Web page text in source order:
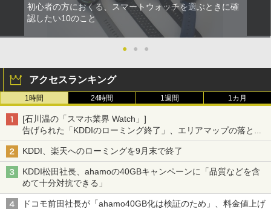
初心者の方におくる、スマートウォッチを選ぶときに確
認したい10のこと
● ● ●
アクセスランキング
1時間 24時間 1週間 1カ月
[石川温の「スマホ業界 Watch」]
告げられた「KDDIのローミング終了」、エリアマップの落とし
穴と楽天モバイルの課題
KDDI、楽天へのローミングを9月末で終了
KDDI松田社長、ahamoの40GBキャンペーンに「品質などを含
めて十分対抗できる」
ドコモ前田社長が「ahamo40GB化は検証のため」、料金値上げ